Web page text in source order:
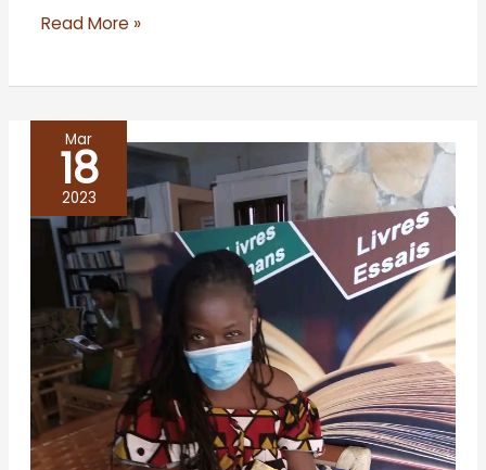
Read More »
Mar
18
2023
Centre
culturel
Akanga/
Porto-
Novo